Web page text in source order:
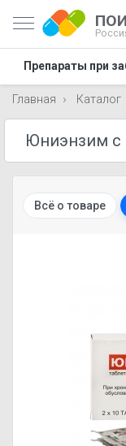
Препараты при
Главная Каталог
Всё о товаре